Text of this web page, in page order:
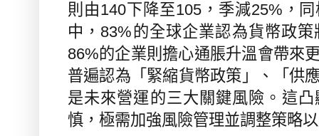
則由140下降至105，季減25% ，
中， 83% 的全球企業認為貨幣政
86%的企業則擔心通脹升溫會帶來
普遍認為「緊縮貨幣政策」、「供
是未來營運的三大關鍵風險。這
慎，極需加強風險管理並調整策略